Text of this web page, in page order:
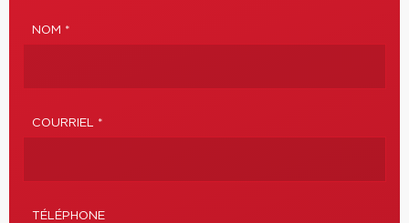
NOM *
COURRIEL *
TÉLÉPHONE